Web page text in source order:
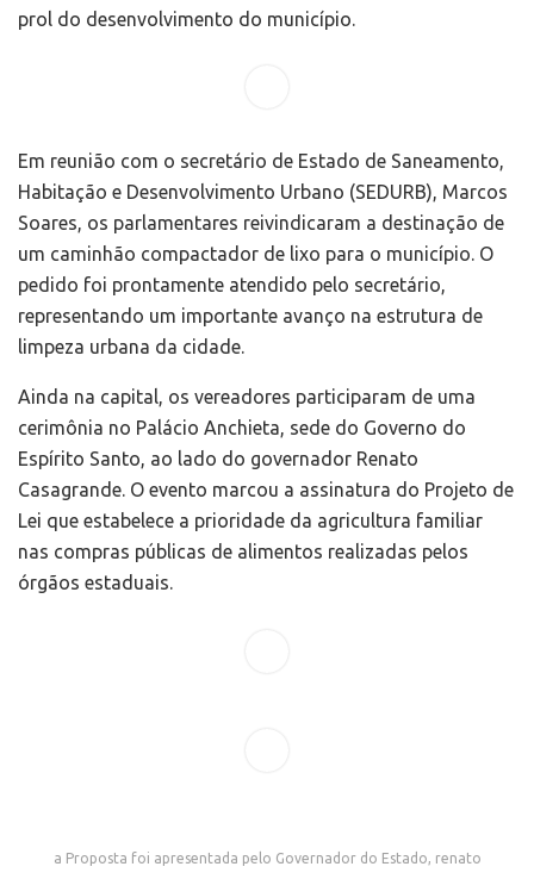
prol do desenvolvimento do município.
Em reunião com o secretário de Estado de Saneamento,
Habitação e Desenvolvimento Urbano (SEDURB), Marcos
Soares, os parlamentares reivindicaram a destinação de
um caminhão compactador de lixo para o município. O
pedido foi prontamente atendido pelo secretário,
representando um importante avanço na estrutura de
limpeza urbana da cidade.
Ainda na capital, os vereadores participaram de uma
cerimônia no Palácio Anchieta, sede do Governo do
Espírito Santo, ao lado do governador Renato
Casagrande. O evento marcou a assinatura do Projeto de
Lei que estabelece a prioridade da agricultura familiar
nas compras públicas de alimentos realizadas pelos
órgãos estaduais.
a Proposta foi apresentada pelo Governador do Estado, renato